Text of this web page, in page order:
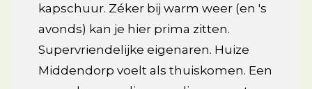
kapschuur. Zéker bij warm weer (en 's
avonds) kan je hier prima zitten.
Supervriendelijke eigenaren. Huize
Middendorp voelt als thuiskomen. Een